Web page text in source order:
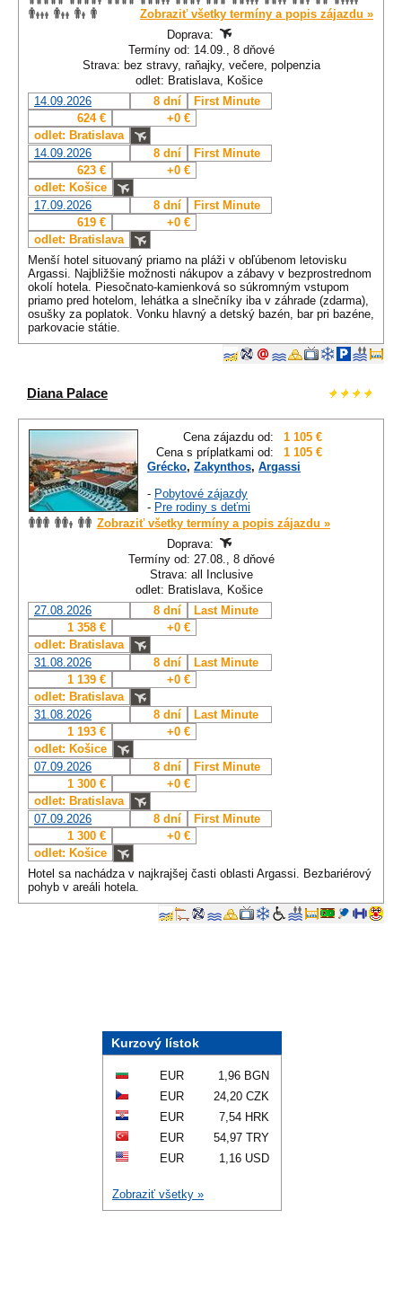
Zobraziť všetky termíny a popis zájazdu »
Doprava:
Termíny od: 14.09., 8 dňové
Strava: bez stravy, raňajky, večere, polpenzia
odlet: Bratislava, Košice
14.09.2026
8 dní
First Minute
624 €
+0 €
odlet: Bratislava
14.09.2026
8 dní
First Minute
623 €
+0 €
odlet: Košice
17.09.2026
8 dní
First Minute
619 €
+0 €
odlet: Bratislava
Menší hotel situovaný priamo na pláži v obľúbenom letovisku
Argassi. Najbližšie možnosti nákupov a zábavy v bezprostrednom
okolí hotela. Piesočnato-kamienková so súkromným vstupom
priamo pred hotelom, lehátka a slnečníky iba v záhrade (zdarma),
osušky za poplatok. Vonku hlavný a detský bazén, bar pri bazéne,
parkovacie státie.
Diana Palace
Cena zájazdu od:
1 105 €
Cena s príplatkami od:
1 105 €
Grécko, Zakynthos, Argassi
- Pobytové zájazdy
- Pre rodiny s deťmi
Zobraziť všetky termíny a popis zájazdu »
Doprava:
Termíny od: 27.08., 8 dňové
Strava: all Inclusive
odlet: Bratislava, Košice
27.08.2026
8 dní
Last Minute
1 358 €
+0 €
odlet: Bratislava
31.08.2026
8 dní
Last Minute
1 139 €
+0 €
odlet: Bratislava
31.08.2026
8 dní
Last Minute
1 193 €
+0 €
odlet: Košice
07.09.2026
8 dní
First Minute
1 300 €
+0 €
odlet: Bratislava
07.09.2026
8 dní
First Minute
1 300 €
+0 €
odlet: Košice
Hotel sa nachádza v najkrajšej časti oblasti Argassi. Bezbariérový
pohyb v areáli hotela.
Kurzový lístok
EUR
1,96 BGN
EUR
24,20 CZK
EUR
7,54 HRK
EUR
54,97 TRY
EUR
1,16 USD
Zobraziť všetky »